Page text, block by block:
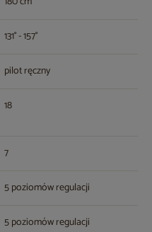
131° - 157°
pilot ręczny
18
7
5 poziomów regulacji
5 poziomów regulacji